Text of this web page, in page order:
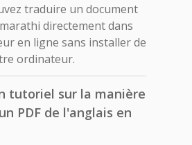
traduire un document
directement dans
en ligne sans installer de
ordinateur.
tutoriel sur la manière
PDF de l'anglais en